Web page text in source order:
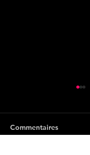
Commentaires